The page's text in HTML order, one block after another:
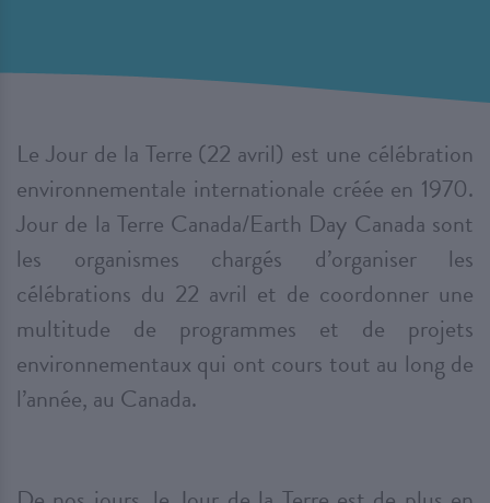
Le Jour de la Terre (22 avril) est une célébration
environnementale internationale créée en 1970.
Jour de la Terre Canada/Earth Day Canada sont
les organismes chargés d’organiser les
célébrations du 22 avril et de coordonner une
multitude de programmes et de projets
environnementaux qui ont cours tout au long de
l’année, au Canada.